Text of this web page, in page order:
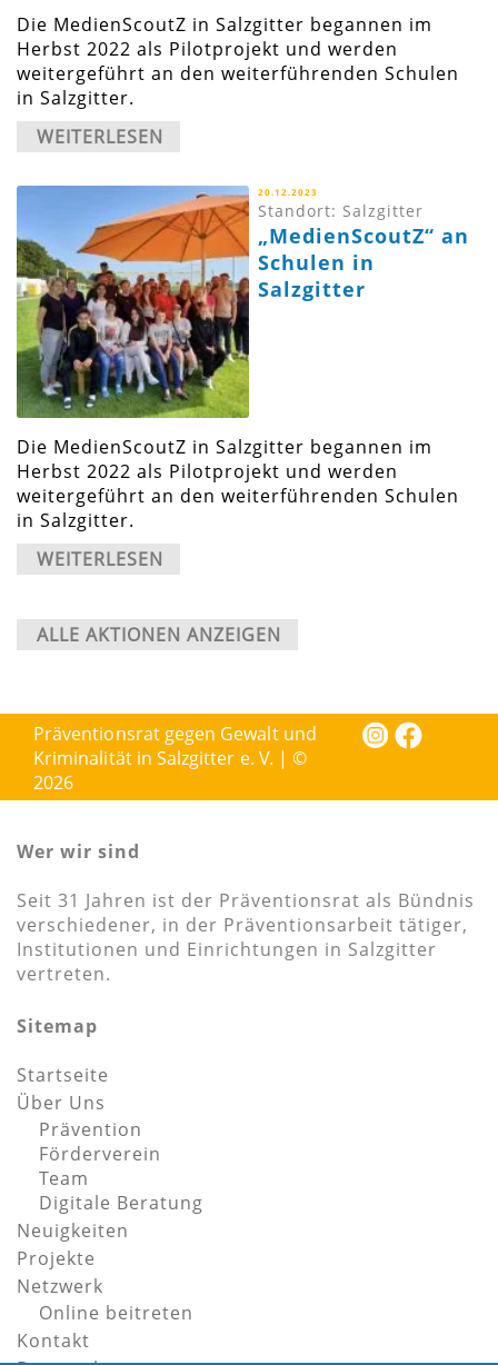
Die MedienScoutZ in Salzgitter begannen im
Herbst 2022 als Pilotprojekt und werden
weitergeführt an den weiterführenden Schulen
in Salzgitter.
WEITERLESEN
20.12.2023
Standort: Salzgitter
„MedienScoutZ“ an
Schulen in
Salzgitter
Die MedienScoutZ in Salzgitter begannen im
Herbst 2022 als Pilotprojekt und werden
weitergeführt an den weiterführenden Schulen
in Salzgitter.
WEITERLESEN
ALLE AKTIONEN ANZEIGEN
Präventionsrat gegen Gewalt und
Kriminalität in Salzgitter e. V. | ©
2026
Wer wir sind
Seit 31 Jahren ist der Präventionsrat als Bündnis
verschiedener, in der Präventionsarbeit tätiger,
Institutionen und Einrichtungen in Salzgitter
vertreten.
Sitemap
Startseite
Über Uns
Prävention
Förderverein
Team
Digitale Beratung
Neuigkeiten
Projekte
Netzwerk
Online beitreten
Kontakt